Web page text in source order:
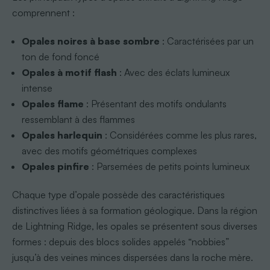
comprennent :
Opales noires à base sombre : Caractérisées par un
ton de fond foncé
Opales à motif flash : Avec des éclats lumineux
intense
Opales flame : Présentant des motifs ondulants
ressemblant à des flammes
Opales harlequin : Considérées comme les plus rares,
avec des motifs géométriques complexes
Opales pinfire : Parsemées de petits points lumineux
Chaque type d’opale possède des caractéristiques
distinctives liées à sa formation géologique. Dans la région
de Lightning Ridge, les opales se présentent sous diverses
formes : depuis des blocs solides appelés “nobbies”
jusqu’à des veines minces dispersées dans la roche mère.